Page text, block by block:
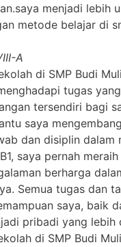
menjadi lebih
metode belajar di
A
di SMP Budi
tugas
tersendiri bagi
saya
dan disiplin dalam
saya pernah
berharga
Semua tugas dan
saya, baik
pribadi yang lebih
di SMP Budi